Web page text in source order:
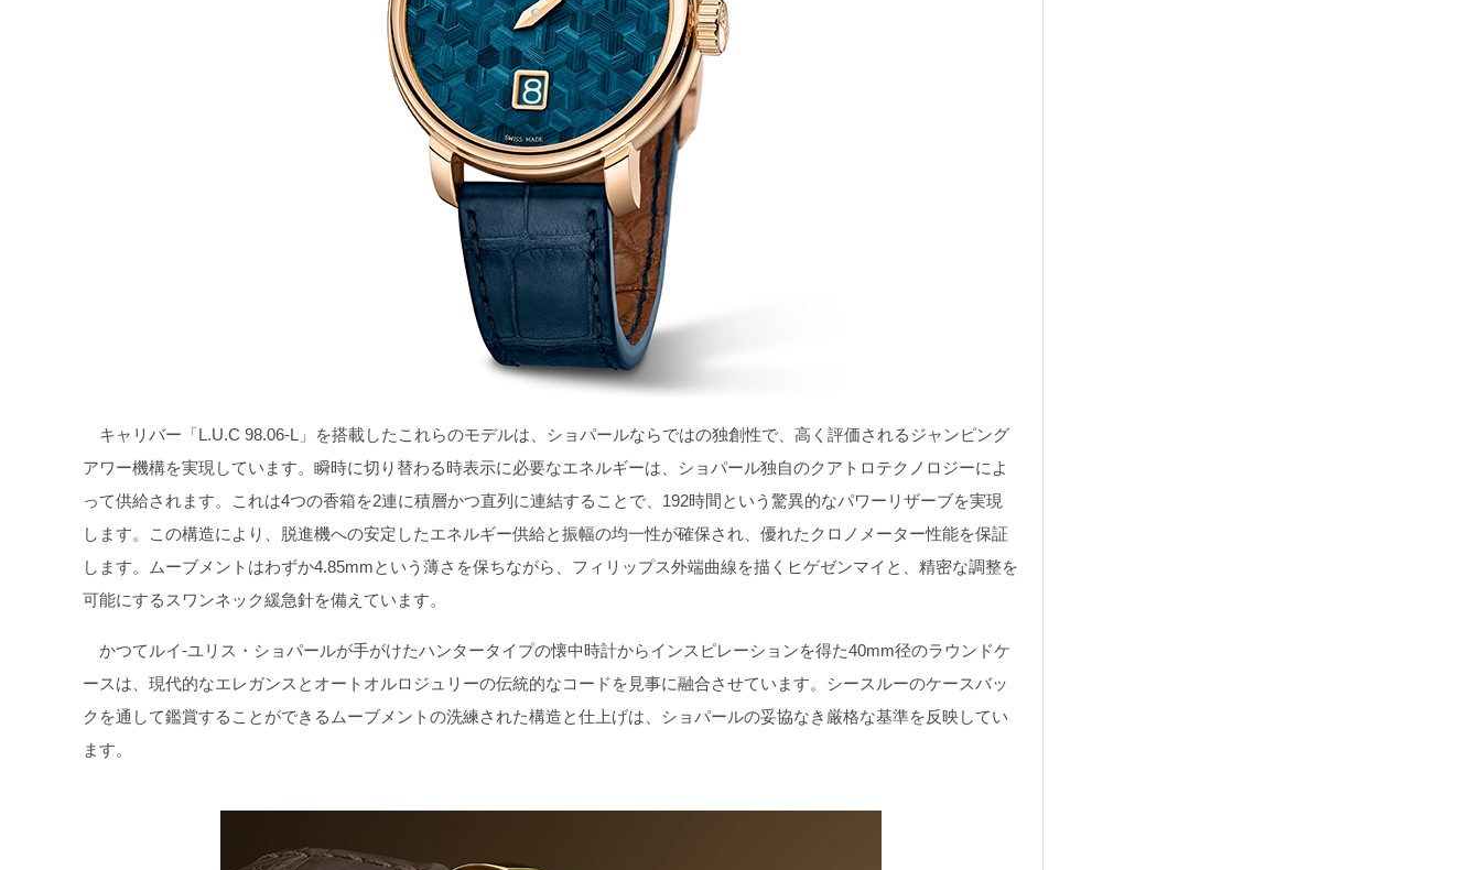
キャリバー「L.U.C 98.06-L」を搭載したこれらのモデルは、ショパールならではの独創性で、高く評価されるジャンピング
アワー機構を実現しています。瞬時に切り替わる時表示に必要なエネルギーは、ショパール独自のクアトロテクノロジーによ
って供給されます。これは4つの香箱を2連に積層かつ直列に連結することで、192時間という驚異的なパワーリザーブを実現
します。この構造により、脱進機への安定したエネルギー供給と振幅の均一性が確保され、優れたクロノメーター性能を保証
します。ムーブメントはわずか4.85mmという薄さを保ちながら、フィリップス外端曲線を描くヒゲゼンマイと、精密な調整を
可能にするスワンネック緩急針を備えています。
かつてルイ‐ユリス・ショパールが手がけたハンタータイプの懐中時計からインスピレーションを得た40mm径のラウンドケ
ースは、現代的なエレガンスとオートオルロジュリーの伝統的なコードを見事に融合させています。シースルーのケースバッ
クを通して鑑賞することができるムーブメントの洗練された構造と仕上げは、ショパールの妥協なき厳格な基準を反映してい
ます。